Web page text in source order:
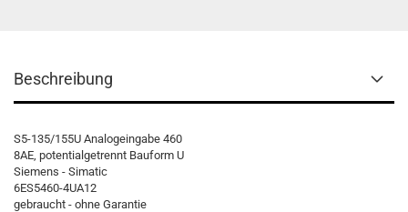
Beschreibung
S5-135/155U Analogeingabe 460
8AE, potentialgetrennt Bauform U
Siemens - Simatic
6ES5460-4UA12
gebraucht - ohne Garantie